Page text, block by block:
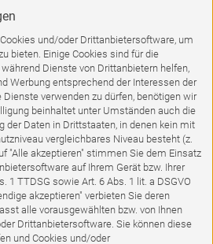
%
und/oder Drittanbietersoftware, um
bieten. Einige Cookies sind für die
Dienste von Drittanbietern helfen,
Werbung entsprechend der Interessen der
verwenden zu dürfen, benötigen wir
beinhaltet unter Umständen auch die
der Daten in Drittstaaten, in denen kein mit
vergleichbares Niveau besteht (z.
"Alle akzeptieren" stimmen Sie dem Einsatz
auf Ihrem Gerät bzw. Ihrer
1 TTDSG sowie Art. 6 Abs. 1 lit. a DSGVO
akzeptieren" verbieten Sie deren
alle vorausgewählten bzw. von Ihnen
Drittanbietersoftware. Sie können diese
und Cookies und/oder